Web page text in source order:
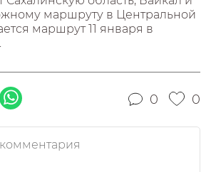
маршруту в Центральной
маршрут 11 января в
0 0